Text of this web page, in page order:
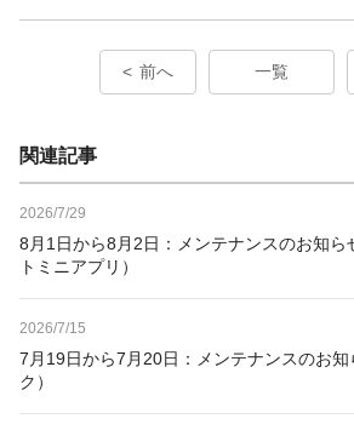
前へ 一覧
関連記事
2026/7/29
8月1日から8月2日：メンテナンスのお知ら
トミニアプリ）
2026/7/15
7月19日から7月20日：メンテナンスのお知
ク）